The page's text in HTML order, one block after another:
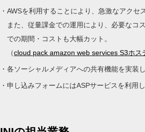
AWSを利用することにより、急激なアクセ
また、従量課金での運用により、必要なコ
での期間・コストも大幅カット。
（cloud pack amazon web services S3ホ
各ソーシャルメディアへの共有機能を実装
申し込みフォームにはASPサービスを利用